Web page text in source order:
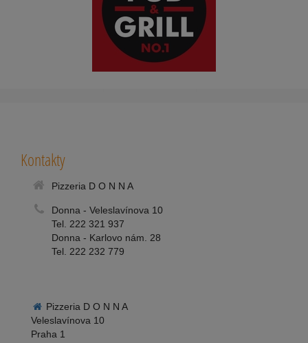
Kontakty
Pizzeria D O N N A
Donna - Veleslavínova 10
Tel. 222 321 937
Donna - Karlovo nám. 28
Tel. 222 232 779
Pizzeria D O N N A
Veleslavínova 10
Praha 1